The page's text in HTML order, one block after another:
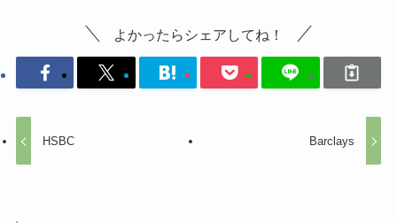
よかったらシェアしてね！
HSBC Barclays